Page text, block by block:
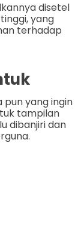
disetel
yang
terhadap
pun yang ingin
tampilan
dibanjiri dan